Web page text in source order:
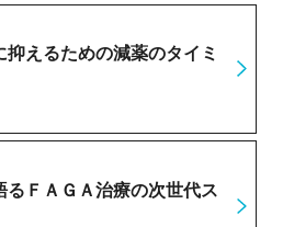
えるための減薬のタイミ
るＦＡＧＡ治療の次世代ス